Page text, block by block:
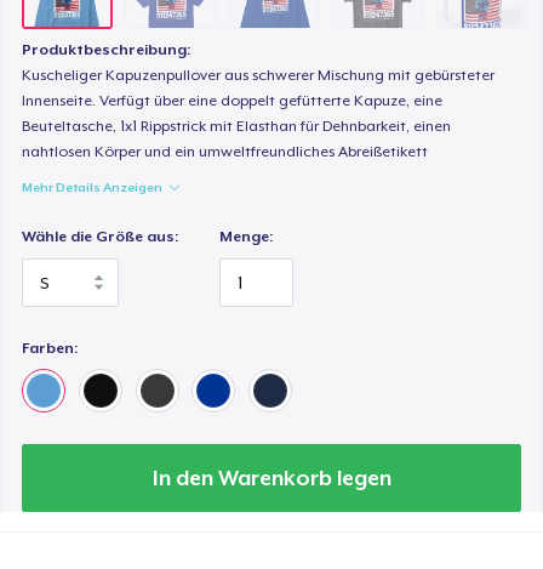
Produktbeschreibung:
Kuscheliger Kapuzenpullover aus schwerer Mischung mit gebürsteter
Innenseite. Verfügt über eine doppelt gefütterte Kapuze, eine
Beuteltasche, 1x1 Rippstrick mit Elasthan für Dehnbarkeit, einen
nahtlosen Körper und ein umweltfreundliches Abreißetikett
Mehr Details Anzeigen
Wähle die Größe aus: Menge:
Farben:
In den Warenkorb legen
44,99 $
Tru transfer Printed Premium Tee
31,99 $
Tru Transfer Printed Classic Tee
26,99 $
Tru Transfer Unisex Crewneck Sweatshirt
53,99 $
Classic Long Sleeve Tee
30,99 $